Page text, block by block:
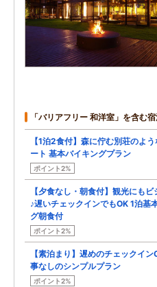
「バリアフリー 和洋室」を含む
【1泊2食付】森に佇む別荘のよ
ート 基本バイキングプラン
ポイント2%
【夕食なし・朝食付】観光にもビ
♪遅いチェックインでもOK 1泊基
グ朝食付
ポイント2%
【素泊まり】遅めのチェックイン
事なしのシンプルプラン
ポイント2%